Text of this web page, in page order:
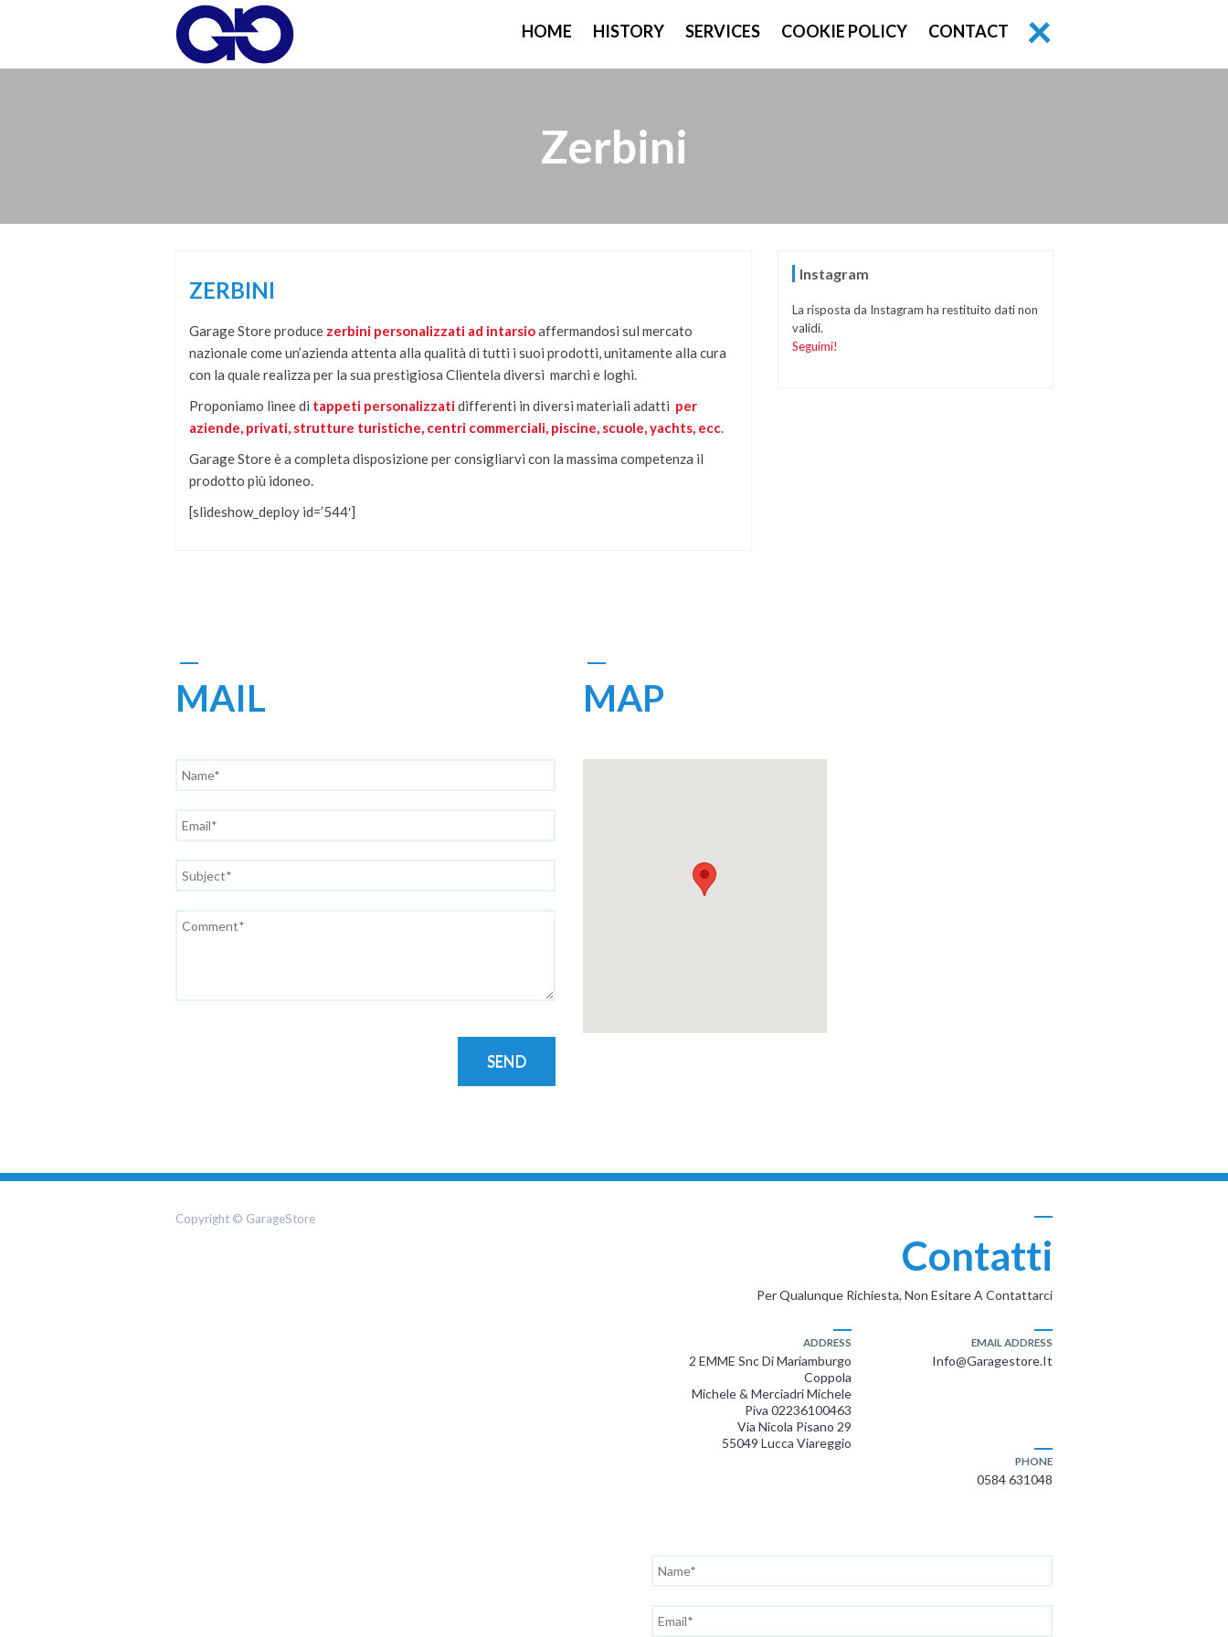
HOME HISTORY SERVICES COOKIE POLICY CONTACT
Zerbini
ZERBINI
Garage Store produce zerbini personalizzati ad intarsioaffermandosi sul mercato
nazionale come un’azienda attenta alla qualità di tutti i suoi prodotti, unitamente alla cura
con la quale realizza per la sua prestigiosa Clientela diversi marchi e loghi.
Proponiamo linee di tappeti personalizzatidifferenti in diversi materiali adatti per
aziende, privati, strutture turistiche, centri commerciali, piscine, scuole, yachts, ecc
Garage Store è a completa disposizione per consigliarvi con la massima competenza il
prodotto più idoneo.
[slideshow_deploy id=’544′]
Instagram
La risposta da Instagram ha restituito dati non
validi.
Seguimi!
MAIL MAP
Contatti
Per Qualunque Richiesta, Non Esitare A Contattarci
ADDRESS
2 EMME Snc Di Mariamburgo
Coppola
Michele & Merciadri Michele
Piva 02236100463
Via Nicola Pisano 29
55049 Lucca Viareggio
EMAIL ADDRESS
Info@garagestore.it
PHONE
0584 631048
Copyright © GarageStore